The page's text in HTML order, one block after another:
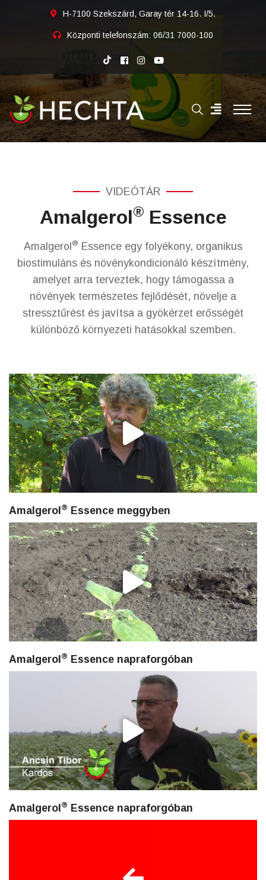
H-7100 Szekszárd, Garay tér 14-16. I/5.
Központi telefonszám: 06/31 7000-100
VIDEÓTÁR
Amalgerol®Essence
Amalgerol ® Essence egy folyékony, organikus
biostimuláns és növénykondicionáló készítmény,
amelyet arra terveztek, hogy támogassa a
növények természetes fejlődését, növelje a
stressztűrést és javítsa a gyökérzet erősségét
különböző környezeti hatásokkal szemben.
Amalgerol ® Essence meggyben
Amalgerol ® Essence napraforgóban
Amalgerol ® Essence napraforgóban